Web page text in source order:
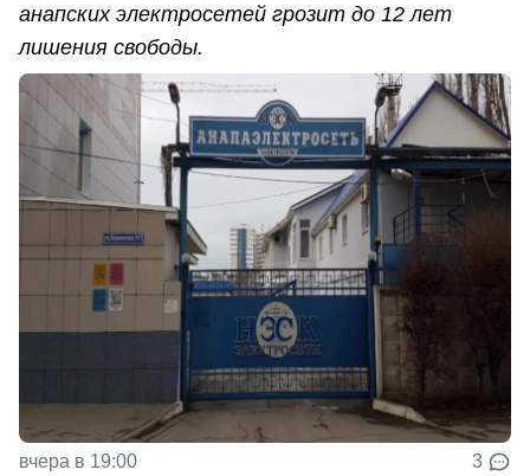
анапских электросетей грозит до 12 лет
лишения свободы.
вчера в 19:00 3